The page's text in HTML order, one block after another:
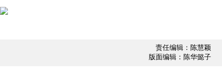
责任编辑：陈慧颖
版面编辑：陈华懿子